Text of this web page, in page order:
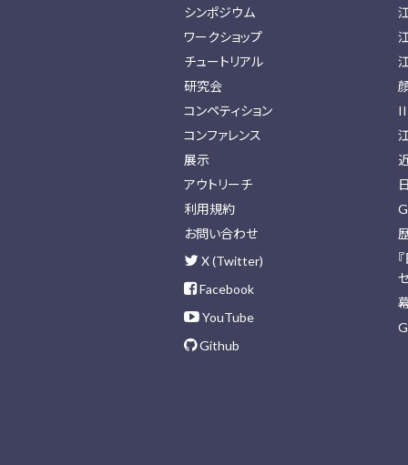
シンポジウム
ワークショップ
チュートリアル
研究会
コンペティション
コンファレンス
展示
アウトリーチ
利用規約
お問い合わせ
X (Twitter)
Facebook
YouTube
Github